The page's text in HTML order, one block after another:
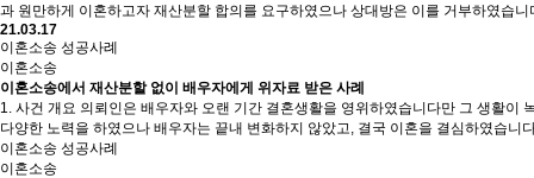
과 원만하게 이혼하고자 재산분할 합의를 요구하였으나 상대방은 이를 거부하였습
21.03.17
이혼소송 성공사례
이혼소송
이혼소송에서 재산분할 없이 배우자에게 위자료 받은 사례
1. 사건 개요 의뢰인은 배우자와 오랜 기간 결혼생활을 영위하였습니다만 그 생활
다양한 노력을 하였으나 배우자는 끝내 변화하지 않았고, 결국 이혼을 결심하였습
이혼소송 성공사례
이혼소송